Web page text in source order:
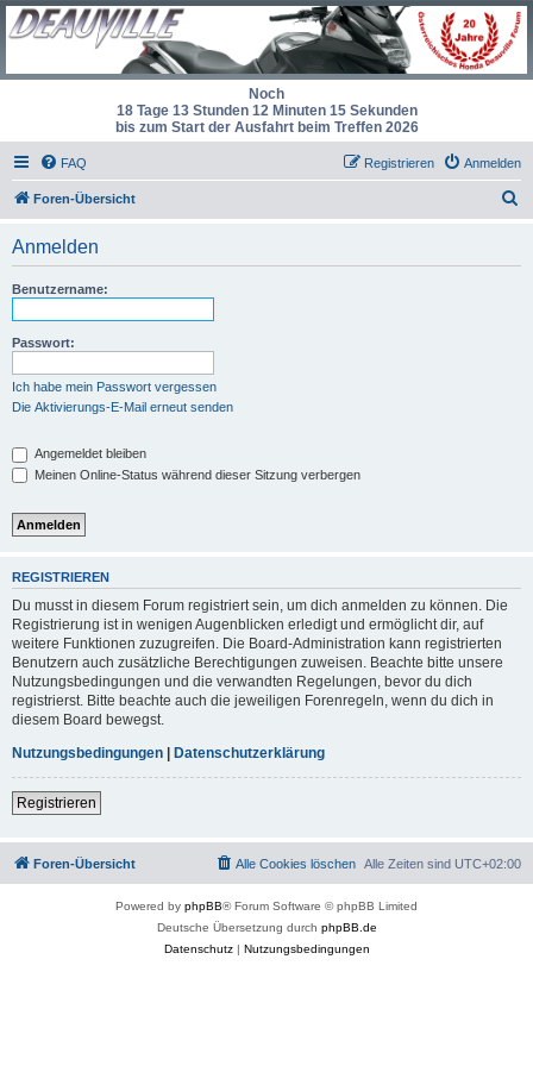
Noch
18 Tage 13 Stunden 12 Minuten 15 Sekunden
bis zum Start der Ausfahrt beim Treffen 2026
FAQ Anmelden
Registrieren
Foren-Übersicht
Anmelden
Benutzername:
Passwort:
Ich habe mein Passwort vergessen
Die Aktivierungs-E-Mail erneut senden
Angemeldet bleiben
Meinen Online-Status während dieser Sitzung verbergen
REGISTRIEREN
Du musst in diesem Forum registriert sein, um dich anmelden zu können. Die
Registrierung ist in wenigen Augenblicken erledigt und ermöglicht dir, auf
weitere Funktionen zuzugreifen. Die Board-Administration kann registrierten
Benutzern auch zusätzliche Berechtigungen zuweisen. Beachte bitte unsere
Nutzungsbedingungen und die verwandten Regelungen, bevor du dich
registrierst. Bitte beachte auch die jeweiligen Forenregeln, wenn du dich in
diesem Board bewegst.
Nutzungsbedingungen | Datenschutzerklärung
Registrieren
Foren-Übersicht Alle Zeiten sind UTC+02:00
Alle Cookies löschen
Powered by phpBB® Forum Software © phpBB Limited
Deutsche Übersetzung durch phpBB.de
Datenschutz| Nutzungsbedingungen